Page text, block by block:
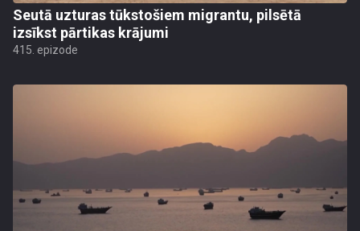
Seutā uzturas tūkstošiem migrantu, pilsētā
izsīkst pārtikas krājumi
415. epizode